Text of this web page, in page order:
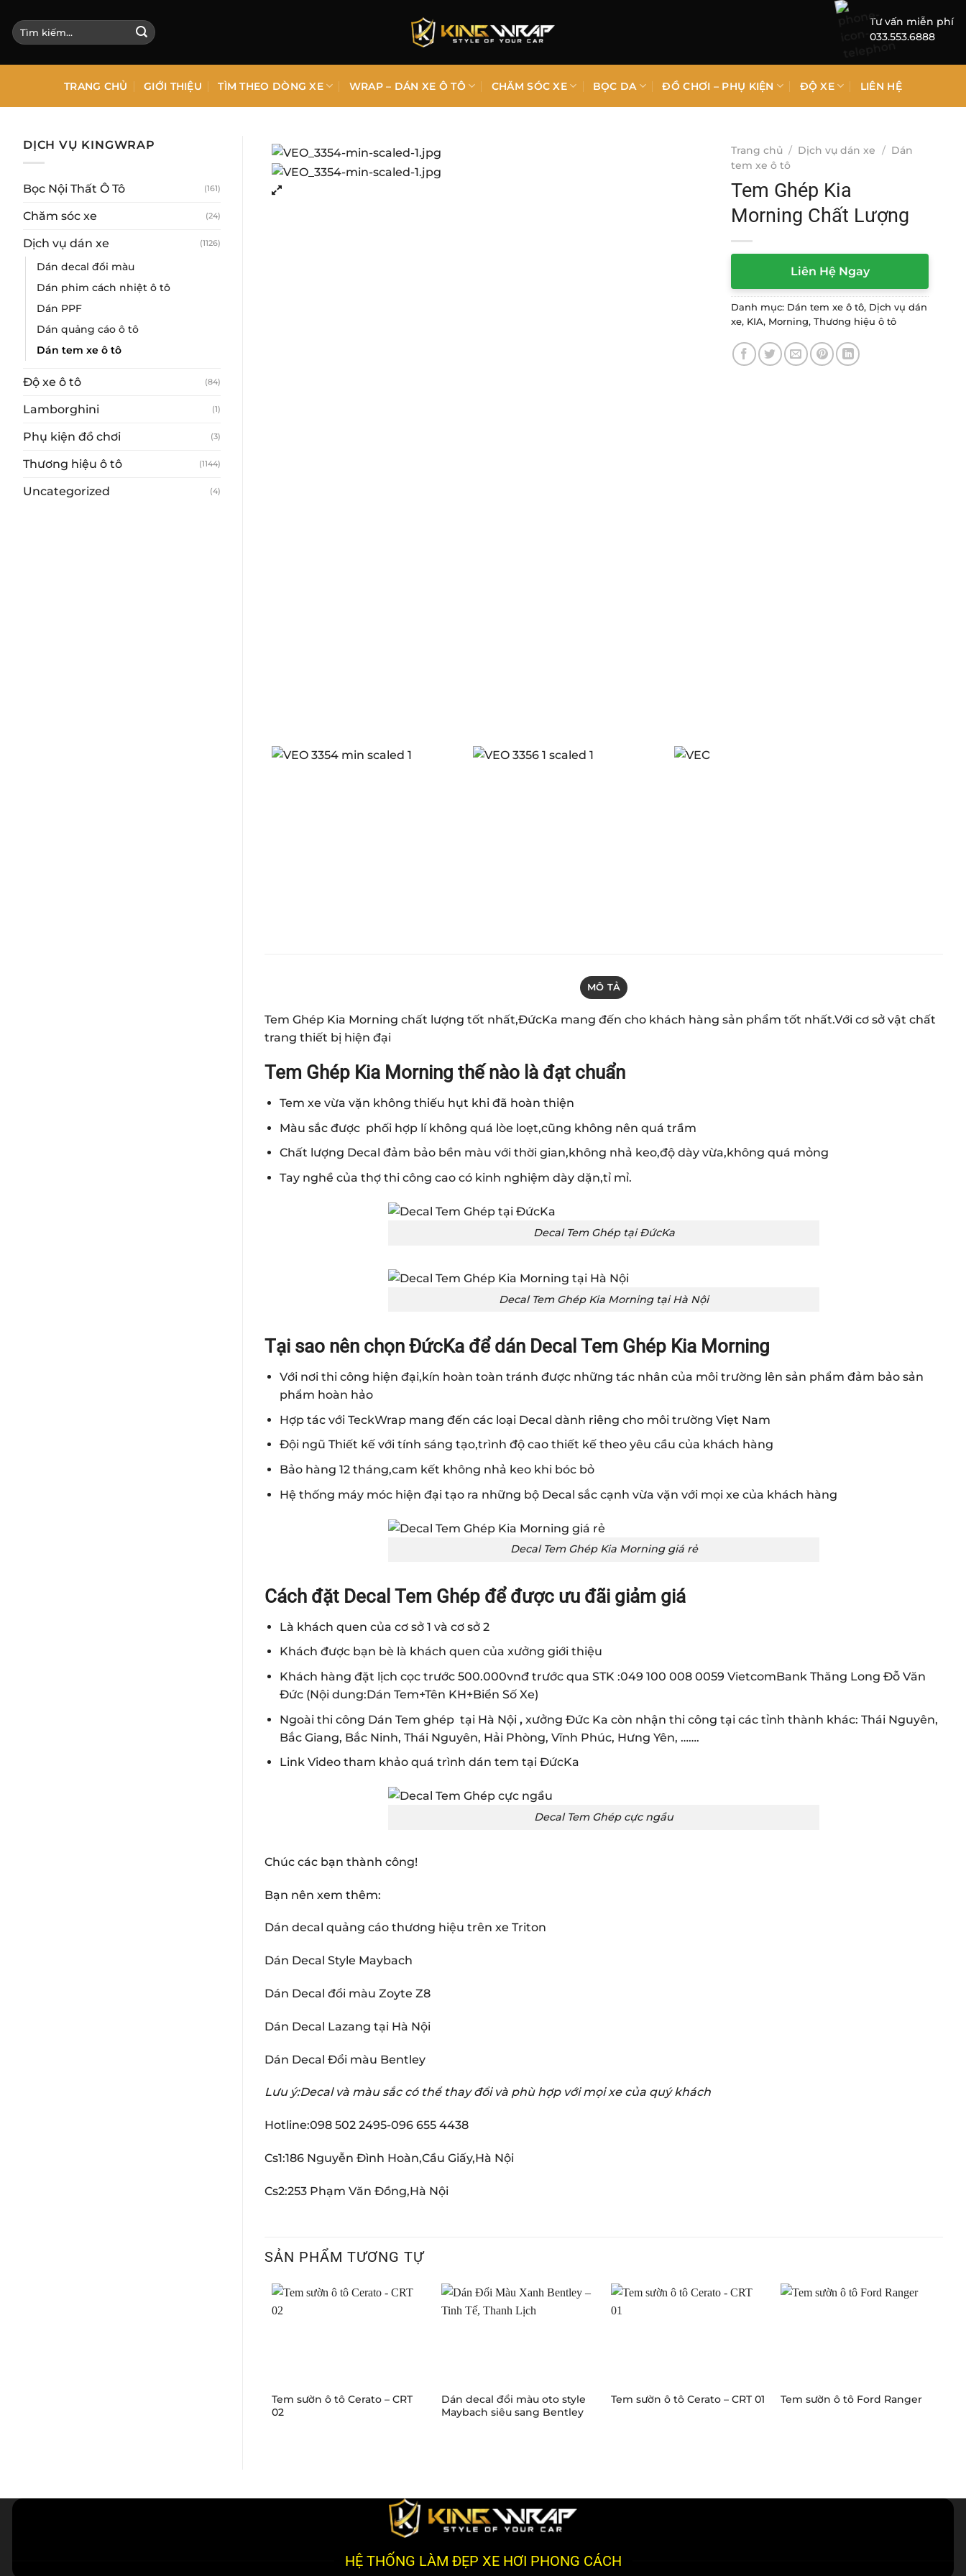
qua
nội
dung
Tìm
kiếm:
Tư vấn miễn phí
033.553.6888
TRANG CHỦ GIỚI THIỆU TÌM THEO DÒNG XE WRAP – DÁN XE Ô TÔ CHĂM SÓC XE BỌC DA ĐỒ CHƠI – PHỤ KIỆN ĐỘ XE LIÊN HỆ
DỊCH VỤ KINGWRAP
Bọc Nội Thất Ô Tô (161)
Chăm sóc xe (24)
Dịch vụ dán xe (1126)
Dán decal đổi màu
Dán phim cách nhiệt ô tô
Dán PPF
Dán quảng cáo ô tô
Dán tem xe ô tô
Độ xe ô tô (84)
Lamborghini (1)
Phụ kiện đồ chơi (3)
Thương hiệu ô tô (1144)
Uncategorized (4)
Trang chủ / Dịch vụ dán xe / Dán
tem xe ô tô
Tem Ghép Kia
Morning Chất Lượng
Liên Hệ Ngay
Danh mục: Dán tem xe ô tô, Dịch vụ dán
xe, KIA, Morning,Thương hiệu ô tô
MÔ TẢ
Tem Ghép Kia Morning chất lượng tốt nhất,ĐứcKa mang đến cho khách hàng sản phẩm tốt nhất.Với cơ sở vật chất
trang thiết bị hiện đại
Tem Ghép Kia Morning thế nào là đạt chuẩn
Tem xe vừa vặn không thiếu hụt khi đã hoàn thiện
Màu sắc được phối hợp lí không quá lòe loẹt,cũng không nên quá trầm
Chất lượng Decal đảm bảo bền màu với thời gian,không nhả keo,độ dày vừa,không quá mỏng
Tay nghề của thợ thi công cao có kinh nghiệm dày dặn,tỉ mỉ.
Decal Tem Ghép tại ĐứcKa
Decal Tem Ghép Kia Morning tại Hà Nội
Tại sao nên chọn ĐứcKa để dán Decal Tem Ghép Kia Morning
Với nơi thi công hiện đại,kín hoàn toàn tránh được những tác nhân của môi trường lên sản phẩm đảm bảo sản
phẩm hoàn hảo
Hợp tác với TeckWrap mang đến các loại Decal dành riêng cho môi trường Viẹt Nam
Đội ngũ Thiết kế với tính sáng tạo,trình độ cao thiết kế theo yêu cầu của khách hàng
Bảo hàng 12 tháng,cam kết không nhả keo khi bóc bỏ
Hệ thống máy móc hiện đại tạo ra những bộ Decal sắc cạnh vừa vặn với mọi xe của khách hàng
Decal Tem Ghép Kia Morning giá rẻ
Cách đặt Decal Tem Ghép để được ưu đãi giảm giá
Là khách quen của cơ sở 1 và cơ sở 2
Khách được bạn bè là khách quen của xưởng giới thiệu
Khách hàng đặt lịch cọc trước 500.000vnđ trước qua STK :049 100 008 0059 VietcomBank Thăng Long Đỗ Văn
Đức (Nội dung:Dán Tem+Tên KH+Biển Số Xe)
Ngoài thi công Dán Tem ghép tại Hà Nội ,xưởng Đức Ka còn nhận thi công tại các tỉnh thành khác: Thái Nguyên,
Bắc Giang, Bắc Ninh, Thái Nguyên, Hải Phòng, Vĩnh Phúc, Hưng Yên, …….
Link Video tham khảo quá trình dán tem tại ĐứcKa
Decal Tem Ghép cực ngầu
Chúc các bạn thành công!
Bạn nên xem thêm:
Dán decal quảng cáo thương hiệu trên xe Triton
Dán Decal Style Maybach
Dán Decal đổi màu Zoyte Z8
Dán Decal Lazang tại Hà Nội
Dán Decal Đổi màu Bentley
Lưu ý:Decal và màu sắc có thể thay đổi và phù hợp với mọi xe của quý khách
Hotline:098 502 2495-096 655 4438
Cs1:186 Nguyễn Đình Hoàn,Cầu Giấy,Hà Nội
Cs2:253 Phạm Văn Đồng,Hà Nội
SẢN PHẨM TƯƠNG TỰ
Tem sườn ô tô Cerato – CRT
02
Dán decal đổi màu oto style
Maybach siêu sang Bentley
Tem sườn ô tô Cerato – CRT 01 Tem sườn ô tô Ford Ranger
HỆ THỐNG LÀM ĐẸP XE HƠI PHONG CÁCH